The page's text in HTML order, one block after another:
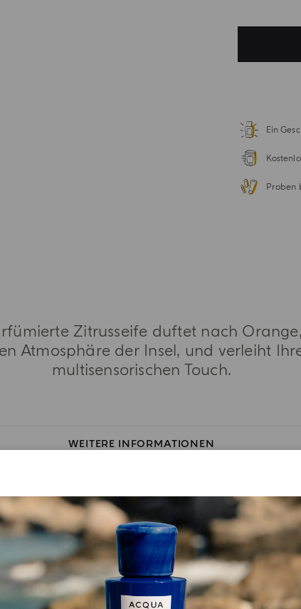
Ein
Proben
Zitrusseife duftet nach
Atmosphäre der Insel, und verleiht
multisensorischen Touch.
WEITERE INFORMATIONEN
INHALTSSTOFFLISTEN